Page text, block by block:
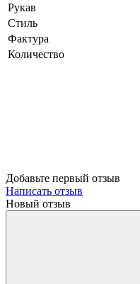
Рукав
Стиль
Фактура
Количество
Добавьте первый отзыв
Написать отзыв
Новый отзыв